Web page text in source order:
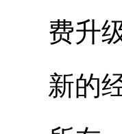
费升
新的